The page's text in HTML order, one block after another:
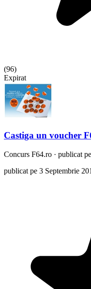
(96)
Expirat
Castiga un voucher
Concurs F64.ro · publicat
publicat pe 3 Septembrie